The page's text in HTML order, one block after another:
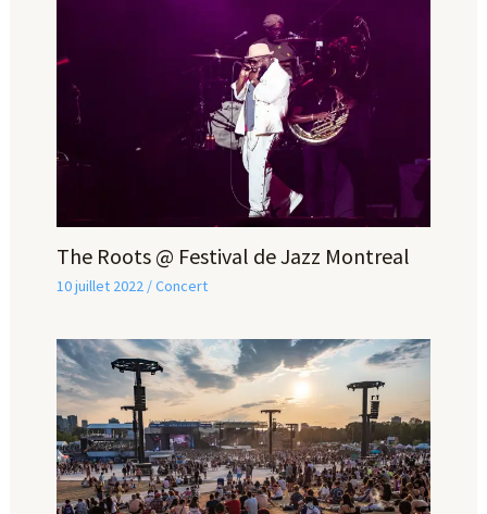
The Roots @ Festival de Jazz Montreal
10 juillet 2022 /Concert